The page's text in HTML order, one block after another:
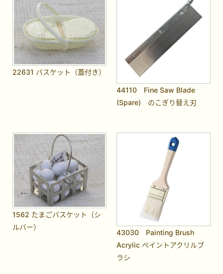
22631 バスケット（蓋付き）
44110 Fine Saw Blade
(Spare) のこぎり替え刃
1562 たまごバスケット（シ
ルバー）
43030 Painting Brush
Acrylic ペイントアクリルブ
ラシ